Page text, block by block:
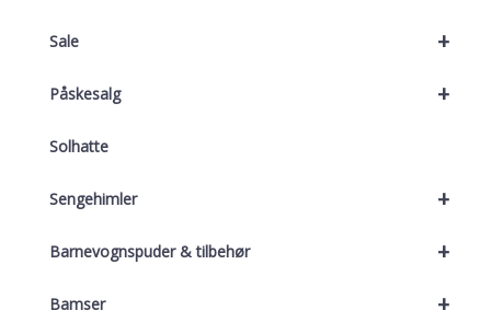
+
Sale
+
Påskesalg
Solhatte
+
Sengehimler
+
Barnevognspuder & tilbehør
+
Bamser